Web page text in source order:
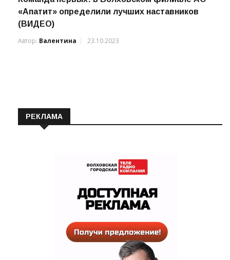
Команда первых: в Волховском филиале АО
(ВИДЕО)